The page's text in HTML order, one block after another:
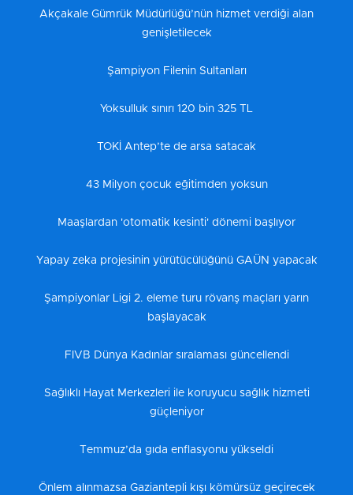
Akçakale Gümrük Müdürlüğü’nün hizmet verdiği alan
genişletilecek
Şampiyon Filenin Sultanları
Yoksulluk sınırı 120 bin 325 TL
TOKİ Antep’te de arsa satacak
43 Milyon çocuk eğitimden yoksun
Maaşlardan 'otomatik kesinti' dönemi başlıyor
Yapay zeka projesinin yürütücülüğünü GAÜN yapacak
Şampiyonlar Ligi 2. eleme turu rövanş maçları yarın
başlayacak
FIVB Dünya Kadınlar sıralaması güncellendi
Sağlıklı Hayat Merkezleri ile koruyucu sağlık hizmeti
güçleniyor
Temmuz’da gıda enflasyonu yükseldi
Önlem alınmazsa Gaziantepli kışı kömürsüz geçirecek